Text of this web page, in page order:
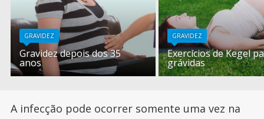
GRAVIDEZ
Gravidez depois dos 35
anos
GRAVIDEZ
Exercícios de Kegel
grávidas
A infecção pode ocorrer somente uma vez na